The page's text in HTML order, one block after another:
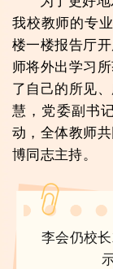
我校教师的专
楼一楼报告厅
师将外出学习
了自己的所见
慧，党委副书
动，全体教师
博同志主持。
李会仍校